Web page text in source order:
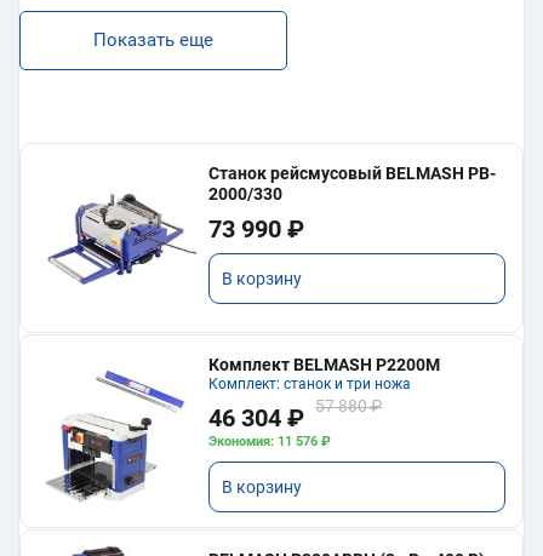
Показать еще
Станок рейсмусовый BELMASH PB-
2000/330
73 990 ₽
В корзину
Комплект BELMASH P2200M
Комплект: станок и три ножа
46 304 ₽ 57 880 ₽
Экономия: 11 576 ₽
В корзину